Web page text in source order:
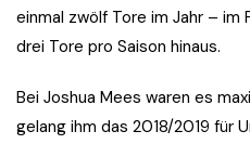
einmal zwölf Tore im Jahr – im
drei Tore pro Saison hinaus.
Bei Joshua Mees waren es
gelang ihm das 2018/2019 für